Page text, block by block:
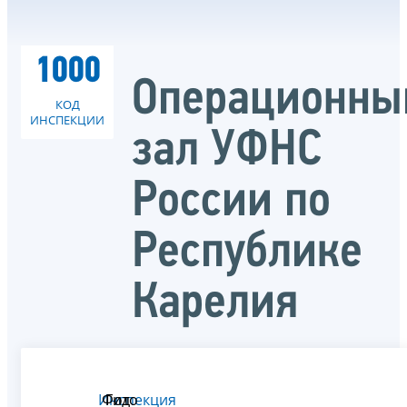
1000
КОД
ИНСПЕКЦИИ
зал УФНС
России по
Республике
Карелия
Инспекция
Фото
Гид